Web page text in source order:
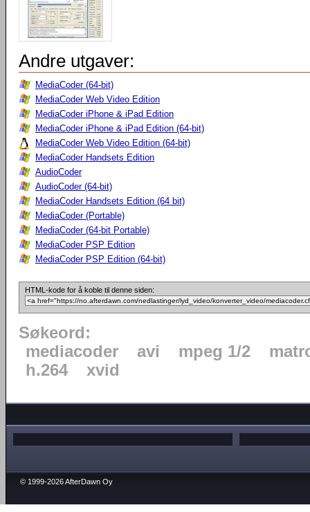
Andre utgaver:
MediaCoder (64-bit)
MediaCoder Web Video Edition
MediaCoder iPhone & iPad Edition
MediaCoder iPhone & iPad Edition (64-bit)
MediaCoder Web Video Edition (64-bit)
MediaCoder Handsets Edition
AudioCoder
AudioCoder (64-bit)
MediaCoder Handsets Edition (64 bit)
MediaCoder (Portable)
MediaCoder (64-bit Portable)
MediaCoder PSP Edition
MediaCoder PSP Edition (64-bit)
HTML-kode for å koble til denne siden:
Søkeord:
mediacoder
avi mpeg 1/2
h.264
xvid
© 1999-2026 AfterDawn Oy